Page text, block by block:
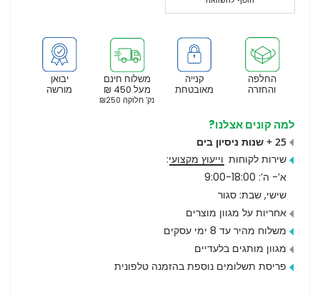
יבואן
מורשה
משלוח חינם
מעל 450 ₪
נק’ חלוקה ₪250
קנייה
מאובטחת
החלפה
והחזרה
למה קונים אצלנו?
25 + שנות ניסיון בים
שירות לקוחות וייעוץ מקצועי:
א’- ה’: 9:00-18:00
שישי, שבת: סגור
אחריות על מגוון מוצרים
משלוח מהיר עד 8 ימי עסקים
מגוון מותגים בלעדיים
פריסת תשלומים נוספת בהזמנה טלפונית